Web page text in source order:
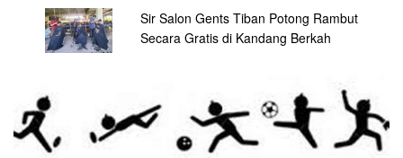
Sir Salon Gents Tiban Potong Rambut
Secara Gratis di Kandang Berkah